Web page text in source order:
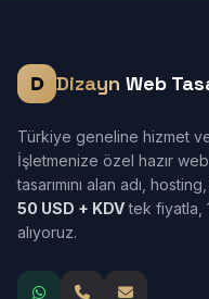
Dizayn Web
Türkiye geneline hizmet
İşletmenize özel hazır
tasarımını alan adı,
50 USD + KDVtek fiyatla,
alıyoruz.